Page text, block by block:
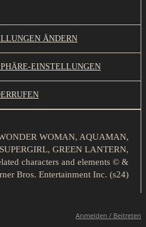
ÄNDERN
EINSTELLUNGEN
WOMAN, AQUAMAN,
GREEN LANTERN,
characters and elements © &
Bros. Entertainment Inc. (s24)
Anmelden / Beitreten